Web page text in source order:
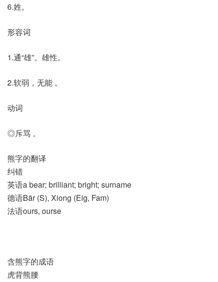
6.姓。
形容词
1.通“雄”。雄性。
2.软弱，无能 。
动词
◎斥骂 。
熊字的翻译
纠错
英语a bear; brilliant; bright; surname
德语Bär (S)​, Xiong (Eig, Fam)
法语ours, ourse
含熊字的成语
虎背熊腰